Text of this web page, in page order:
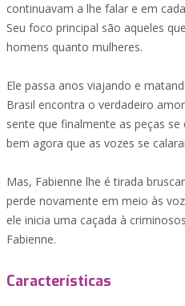
continuavam a lhe falar e em
Seu foco principal são aqueles
homens quanto mulheres.
Ele passa anos viajando e
Brasil encontra o verdadeiro
sente que finalmente as peças
bem agora que as vozes se
Mas, Fabienne lhe é tirada
perde novamente em meio às
ele inicia uma caçada à
Fabienne.
Características